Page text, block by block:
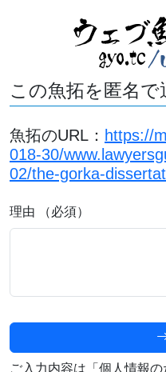
この魚拓を匿名で
魚拓のURL： https://
018-30/
02/the-gorka-
理由 （必須）
ご入力内容は「個人情報